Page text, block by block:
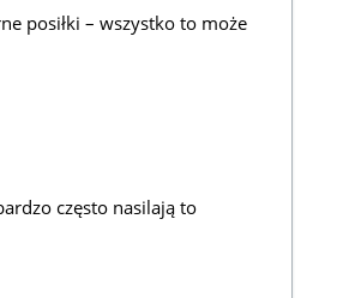
posiłki – wszystko to może
często nasilają to